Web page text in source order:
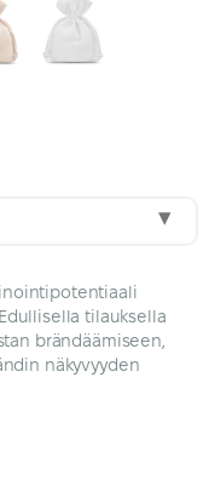
tilauksella
brändäämiseen,
näkyvyyden